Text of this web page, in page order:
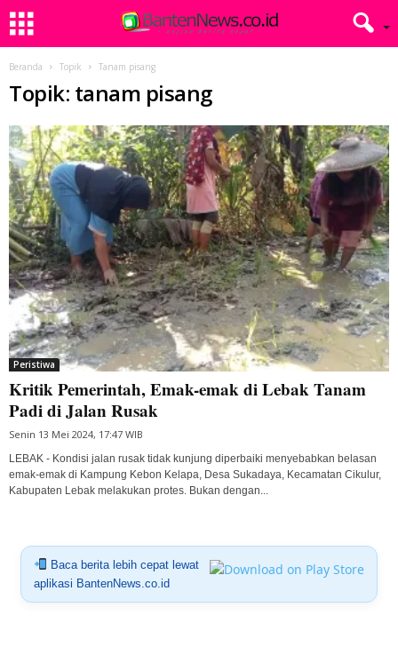
Beranda Topik Tanam pisang
Topik: tanam pisang
Peristiwa
Kritik Pemerintah, Emak-emak di Lebak Tanam
Padi di Jalan Rusak
Senin 13 Mei 2024, 17:47 WIB
LEBAK - Kondisi jalan rusak tidak kunjung diperbaiki menyebabkan belasan
emak-emak di Kampung Kebon Kelapa, Desa Sukadaya, Kecamatan Cikulur,
Kabupaten Lebak melakukan protes. Bukan dengan...
Baca berita lebih cepat lewat
aplikasi BantenNews.co.id